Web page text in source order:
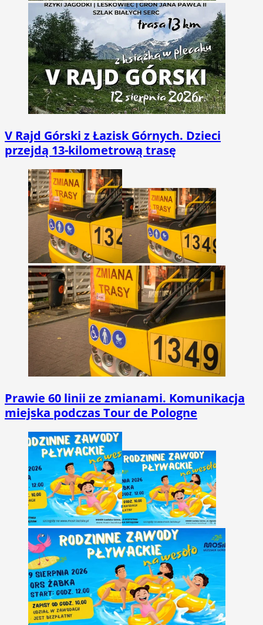
V Rajd Górski z Łazisk Górnych. Dzieci
przejdą 13-kilometrową trasę
Prawie 60 linii ze zmianami. Komunikacja
miejska podczas Tour de Pologne